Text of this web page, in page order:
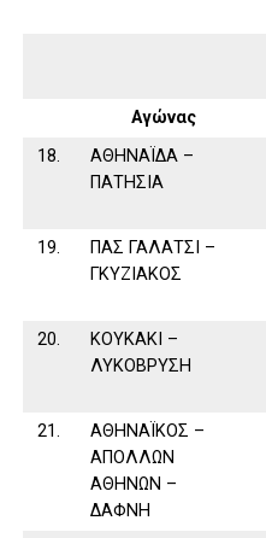
Αγώνας
18.
ΑΘΗΝΑΪΔΑ –
ΠΑΤΗΣΙΑ
19.
ΠΑΣ ΓΑΛΑΤΣΙ –
ΓΚΥΖΙΑΚΟΣ
20.
ΚΟΥΚΑΚΙ –
ΛΥΚΟΒΡΥΣΗ
21.
ΑΘΗΝΑΪΚΟΣ –
ΑΠΟΛΛΩΝ
ΑΘΗΝΩΝ –
ΔΑΦΝΗ